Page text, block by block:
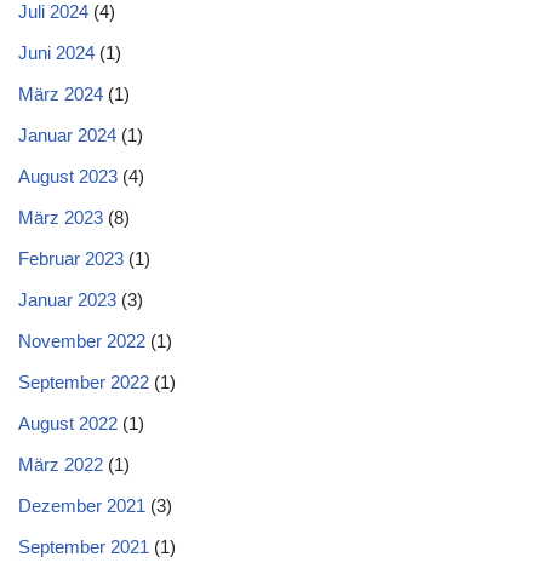
Juli 2024 (4)
Juni 2024 (1)
März 2024 (1)
Januar 2024 (1)
August 2023 (4)
März 2023 (8)
Februar 2023 (1)
Januar 2023 (3)
November 2022 (1)
September 2022 (1)
August 2022 (1)
März 2022 (1)
Dezember 2021 (3)
September 2021 (1)